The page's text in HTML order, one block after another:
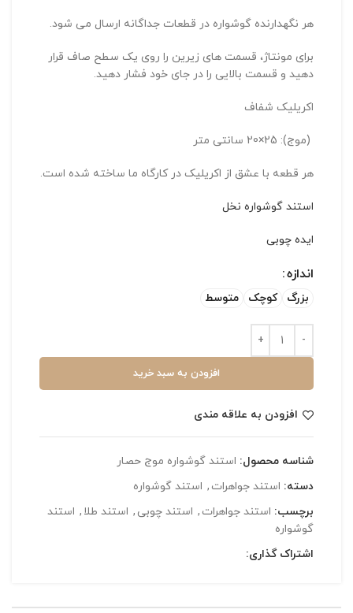
هر نگهدارنده گوشواره در قطعات جداگانه ارسال می شود.
برای مونتاژ، قسمت های زیرین را روی یک سطح صاف قرار
دهید و قسمت بالایی را در جای خود فشار دهید.
اکریلیک شفاف
(موج): 25×20 سانتی متر
هر قطعه با عشق از اکریلیک در کارگاه ما ساخته شده است.
استند گوشواره نخل
ایده چوبی
اندازه
بزرگ کوچک متوسط
افزودن به سبد خرید
افزودن به علاقه مندی
شناسه محصول: استند گوشواره موج حصار
دسته: استند جواهرات , استند گوشواره
برچسب: استند جواهرات , استند چوبی , استند طلا , استند
گوشواره
اشتراک گذاری: